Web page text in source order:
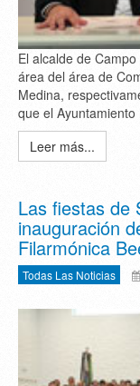
El alcalde de
área del área de
Medina,
que el Ayuntamiento
Leer más...
Las fiestas de
inauguración
Filarmónica
Todas Las Noticias